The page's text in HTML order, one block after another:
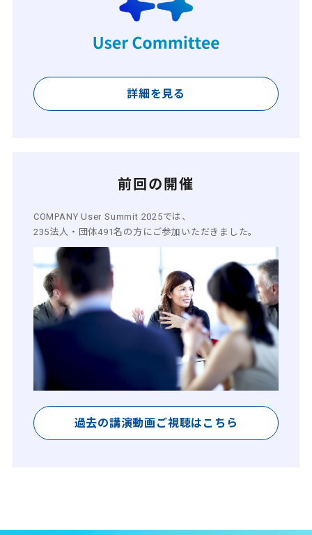
詳細を見る
前回の開催
COMPANY User Summit 2025では、
235法人・団体491名の方にご参加いただきました。
過去の講演動画ご視聴はこちら